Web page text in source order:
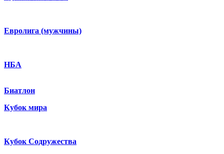
Евролига (мужчины)
НБА
Биатлон
Кубок мира
Кубок Содружества